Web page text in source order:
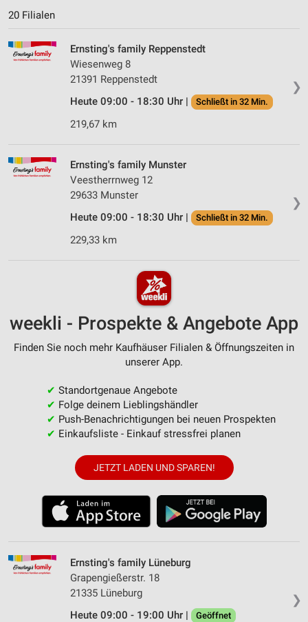
20 Filialen
❯
Ernsting's family Reppenstedt
Wiesenweg 8
21391 Reppenstedt
Heute 09:00 - 18:30 Uhr |
Schließt in 32 Min.
219,67 km
❯
Ernsting's family Munster
Veestherrnweg 12
29633 Munster
Heute 09:00 - 18:30 Uhr |
Schließt in 32 Min.
229,33 km
weekli - Prospekte & Angebote App
Finden Sie noch mehr Kaufhäuser Filialen & Öffnungszeiten in
unserer App.
✔ Standortgenaue Angebote
✔ Folge deinem Lieblingshändler
✔ Push-Benachrichtigungen bei neuen Prospekten
✔ Einkaufsliste - Einkauf stressfrei planen
JETZT LADEN UND SPAREN!
❯
Ernsting's family Lüneburg
Grapengießerstr. 18
21335 Lüneburg
Heute 09:00 - 19:00 Uhr |
Geöffnet